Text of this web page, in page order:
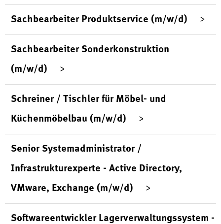
Sachbearbeiter Produktservice (m/w/d)
Sachbearbeiter Sonderkonstruktion
(m/w/d)
Schreiner / Tischler für Möbel- und
Küchenmöbelbau (m/w/d)
Senior Systemadministrator /
Infrastrukturexperte - Active Directory,
VMware, Exchange (m/w/d)
Softwareentwickler Lagerverwaltungssystem -